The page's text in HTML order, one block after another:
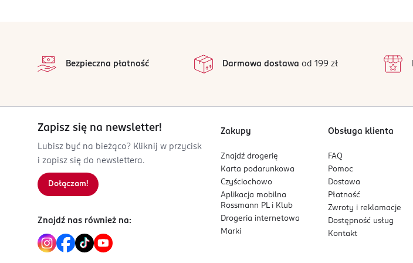
2
1
Bezpieczna płatność Darmowa dostawa od 199 zł
Zapisz się na newsletter!
Lubisz być na bieżąco? Kliknij w przycisk
i zapisz się do newslettera.
Dołączam!
Znajdź nas również na:
Zakupy
Znajdź drogerię
Karta podarunkowa
Czyściochowo
Aplikacja mobilna
Rossmann PL i Klub
Drogeria internetowa
Marki
Obsługa klienta
FAQ
Pomoc
Dostawa
Płatność
Zwroty i reklamacje
Dostępność usług
Kontakt